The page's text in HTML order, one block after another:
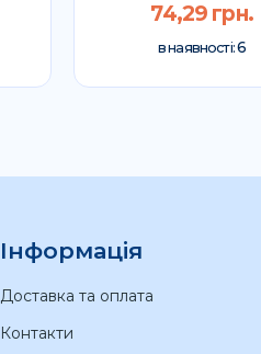
74,29 грн.
в наявності:6
Інформація
Доставка та оплата
Контакти